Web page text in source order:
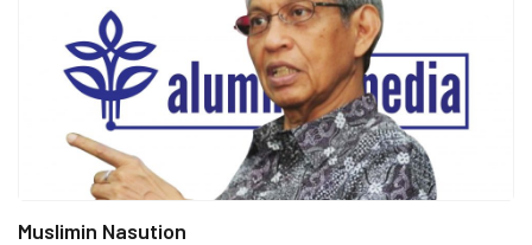
Muslimin Nasution